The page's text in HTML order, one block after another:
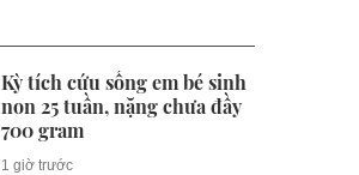
Kỳ tích cứu sống em bé sinh
non 25 tuần, nặng chưa đầy
700 gram
1 giờ trước